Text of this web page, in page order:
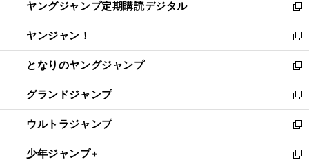
く
で
開
く
ド
ウ
で
開
く
い
ウ
ィ
ン
ド
ウ
で
開
く
ヤングジャンプ定期購読デジタル
新
し
い
ウ
ィ
ン
ド
ウ
で
開
く
ヤンジャン！
新
し
い
ウ
ィ
ン
ド
ウ
で
となりのヤングジャンプ
新
し
い
ウ
ィ
ン
ド
グランドジャンプ
新
し
い
ウ
ィ
ウルトラジャンプ
新
し
い
少年ジャンプ+
新